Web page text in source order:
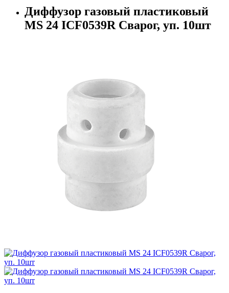
Диффузор газовый пластиковый
MS 24 ICF0539R Сварог, уп. 10шт